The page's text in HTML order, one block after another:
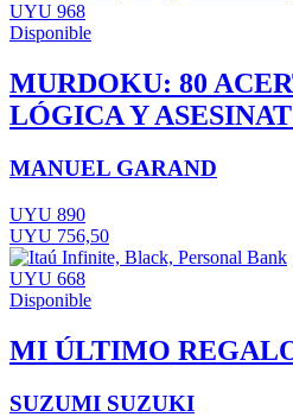
UYU 968
Disponible
MURDOKU: 80
LÓGICA Y
MANUEL GARAND
UYU 890
UYU 756,50
UYU 668
Disponible
MI ÚLTIMO
SUZUMI SUZUKI